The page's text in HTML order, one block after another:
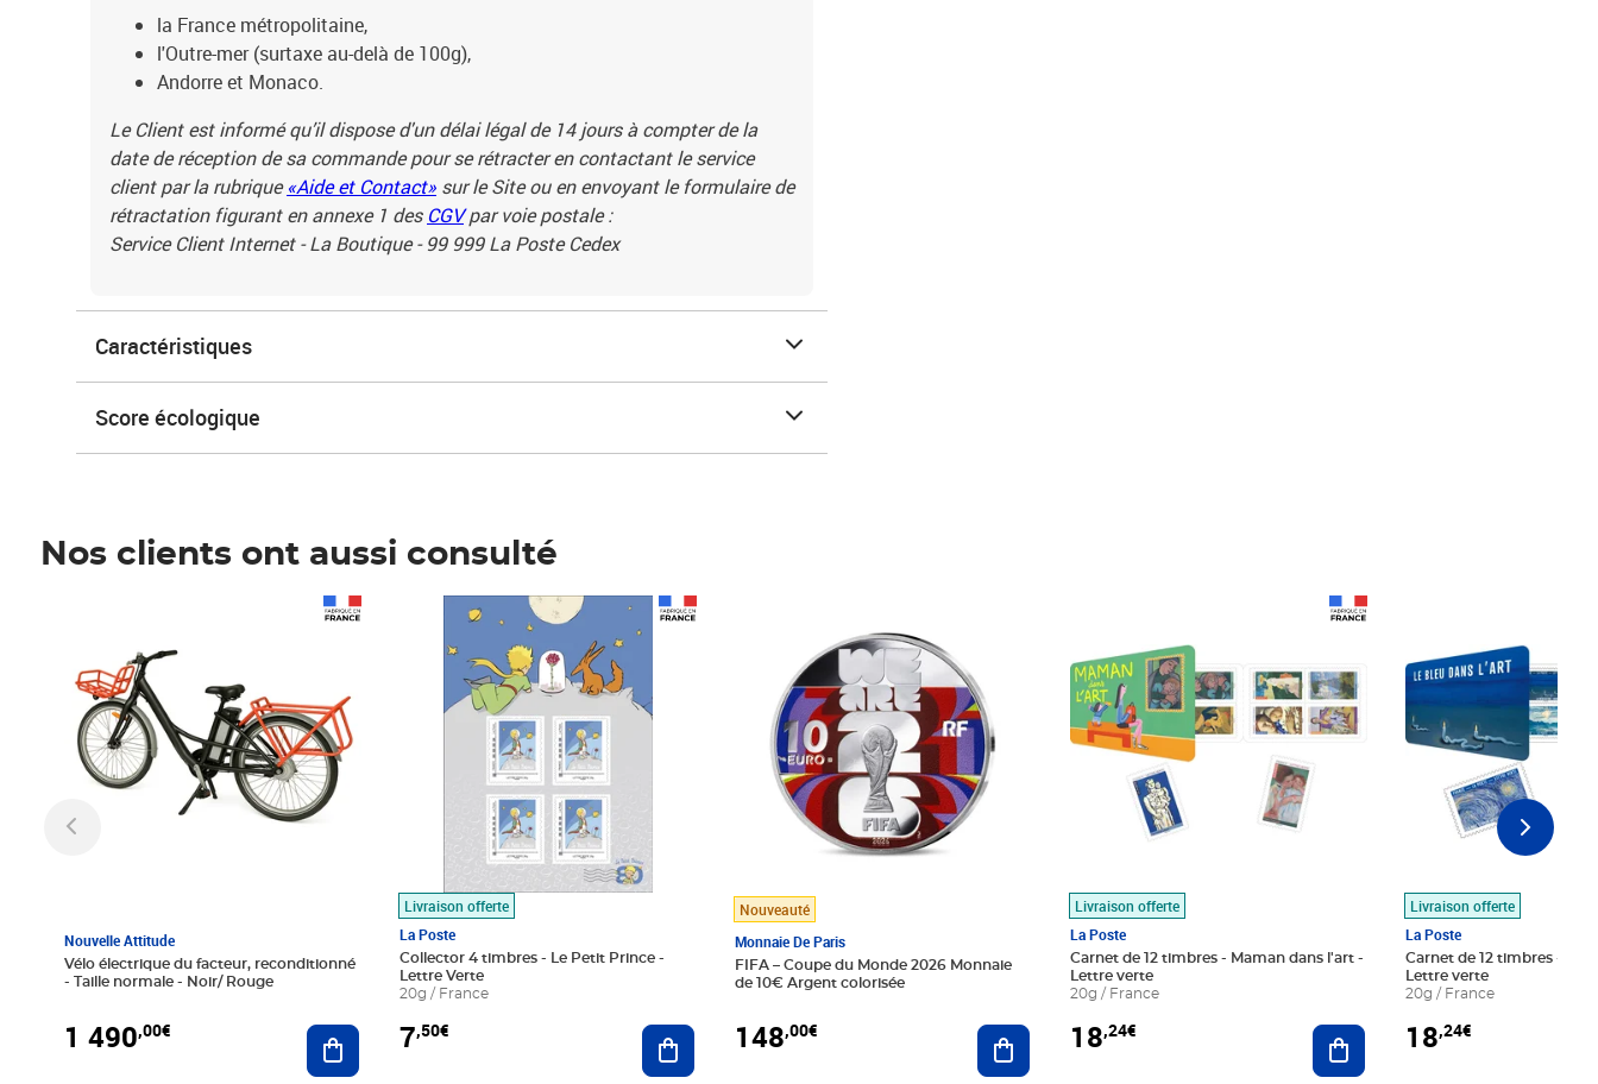
la France métropolitaine,
l'Outre-mer (surtaxe au-delà de 100g),
Andorre et Monaco.
Le Client est informé qu’il dispose d'un délai légal de 14 jours à compter de la
date de réception de sa commande pour se rétracter en contactant le service
client par la rubrique«Aide et Contact» sur le Site ou en envoyant le formulaire de
rétractation figurant en annexe 1 des CGVpar voie postale :
Service Client Internet - La Boutique - 99 999 La Poste Cedex
Caractéristiques
Score écologique
Nos clients ont aussi consulté
Nouvelle Attitude
Vélo électrique du facteur, reconditionné
- Taille normale - Noir/ Rouge
1 490,00€ Ajouter au panier
Livraison offerte
La Poste
Collector 4 timbres - Le Petit Prince -
Lettre Verte
20g / France
7,50€
Prix 7,50€
Ajouter au panier
Nouveauté
Monnaie De Paris
FIFA – Coupe du Monde 2026 Monnaie
de 10€ Argent colorisée
148,00€ Ajouter au panier
Livraison offerte
La Poste
Carnet de 12 timbres - Maman dans l'art -
Lettre verte
20g / France
18,24€ Ajouter au panier
Livraison offerte
La Poste
Carnet de 12 timbres - Le
Lettre verte
20g / France
18,24€